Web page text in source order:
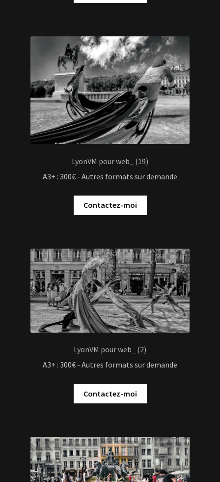
LyonVM pour web_ (19)
A3+ : 300€ - Autres formats sur demande
Contactez-moi
LyonVM pour web_ (2)
A3+ : 300€ - Autres formats sur demande
Contactez-moi